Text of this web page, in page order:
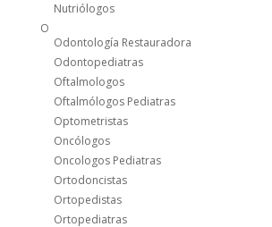
Nutriólogos
O
Odontología Restauradora
Odontopediatras
Oftalmologos
Oftalmólogos Pediatras
Optometristas
Oncólogos
Oncologos Pediatras
Ortodoncistas
Ortopedistas
Ortopediatras